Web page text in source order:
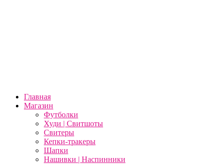
Главная
Магазин
Футболки
Худи | Свитшоты
Свитеры
Кепки-тракеры
Шапки
Нашивки | Наспинники